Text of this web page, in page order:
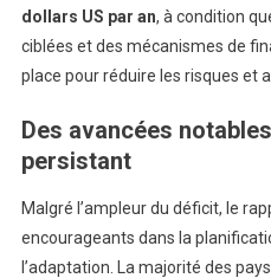
dollars US par an, à condition
ciblées et des mécanismes de
place pour réduire les risques et
Des avancées
persistant
Malgré l’ampleur du déficit, le
encourageants dans la
l’adaptation. La majorité des